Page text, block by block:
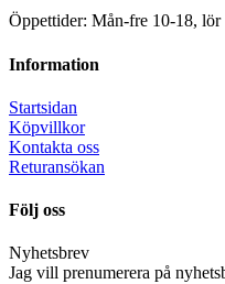
Öppettider: Mån-fre 10-18, lör
Information
Startsidan
Köpvillkor
Kontakta oss
Returansökan
Följ oss
Nyhetsbrev
Jag vill prenumerera på